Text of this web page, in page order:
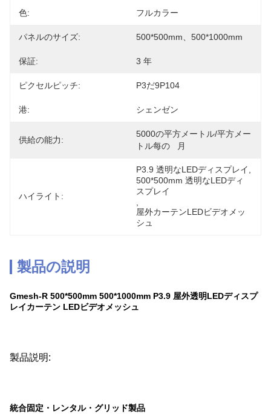
色: フルカラー
パネルのサイズ: 500*500mm、500*1000mm
保証: 3 年
ピクセルピッチ: P3だ9P104
港: シェンゼン
供給の能力:
5000の平方メートル/平方メー
トル每の   月
ハイライト:
P3.9 透明なLEDディスプレイ
500*500mm 透明なLEDディ
スプレイ
屋外カーテンLEDビデオメッ
シュ
製品の説明
Gmesh-R 500*500mm 500*1000mm P3.9 屋外透明LEDディスプ
レイカーテン LEDビデオメッシュ
製品説明:
統合固定・レンタル・グリッド製品